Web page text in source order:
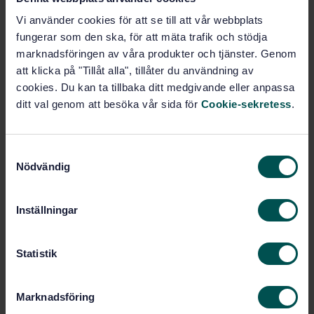
Vi använder cookies för att se till att vår webbplats
fungerar som den ska, för att mäta trafik och stödja
marknadsföringen av våra produkter och tjänster. Genom
att klicka på "Tillåt alla", tillåter du användning av
cookies. Du kan ta tillbaka ditt medgivande eller anpassa
ditt val genom att besöka vår sida för Cookie-sekretess.
Nödvändig
Inställningar
Statistik
Marknadsföring
Köp denna standard
STANDARD
SVENSK STANDARD · SS-EN 14831:2005
Fästelement - Åtdragningsförhållanden - Förenklad
Prenumerera på standarden - Läs mer
Lägg i varukorgen
Fler alternativ
Produktinformation